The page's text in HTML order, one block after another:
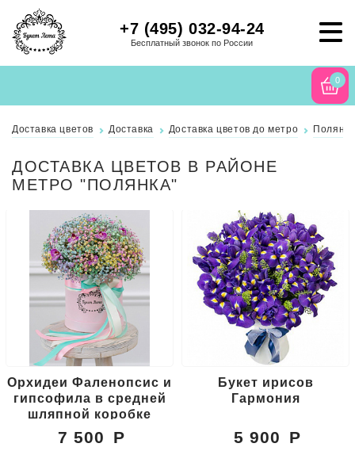
+7 (495) 032-94-24
Бесплатный звонок по России
0
Доставка цветов Доставка Доставка цветов до метро Полянка
ДОСТАВКА ЦВЕТОВ В РАЙОНЕ
МЕТРО "ПОЛЯНКА"
Орхидеи Фаленопсис и
гипсофила в средней
шляпной коробке
7 500
Букет ирисов
Гармония
5 900